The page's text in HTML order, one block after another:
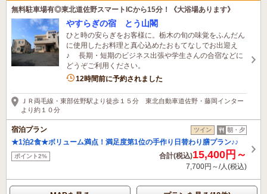
無料駐車場有◎東北道佐野スマートICから15分！《大浴場あります》
やすらぎの宿 とう山閣
ひと時の安らぎをお客様に。栃木の旬の味覚をふんだん
に使用したお料理と真心込めたおもてなしでお出迎え
♪ 長期・短期のビジネス出張や学生さんの合宿などに
どうぞご利用ください。
1名がこの宿を見ています
12時間前に予約されました
ＪＲ両毛線・東部佐野駅より徒歩１５分 東北自動車道佐野・藤岡インター
より約１０分
宿泊プラン ツイン 朝・夕
★1泊2食★ボリューム満点！満足度第1位の手作り日替わり膳プラン♪♪
ポイント2% 合計(税込)15,400円～
7,700円～/人(税込)